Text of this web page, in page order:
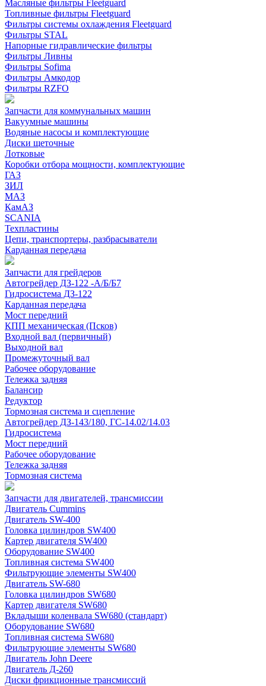
Масляные фильтры Fleetguard
Топливные фильтры Fleetguard
Фильтры системы охлаждения Fleetguard
Фильтры STAL
Напорные гидравлические фильтры
Фильтры Ливны
Фильтры Sofima
Фильтры Амкодор
Фильтры RZFO
Запчасти для коммунальных машин
Вакуумные машины
Водяные насосы и комплектующие
Диски щеточные
Лотковые
Коробки отбора мощности, комплектующие
ГАЗ
ЗИЛ
МАЗ
КамАЗ
SCANIA
Техпластины
Цепи, транспортеры, разбрасыватели
Карданная передача
Запчасти для грейдеров
Автогрейдер ДЗ-122 -А/Б/Б7
Гидросистема ДЗ-122
Карданная передача
Мост передний
КПП механическая (Псков)
Входной вал (первичный)
Выходной вал
Промежуточный вал
Рабочее оборудование
Тележка задняя
Балансир
Редуктор
Тормозная система и сцепление
Автогрейдер ДЗ-143/180, ГС-14.02/14.03
Гидросистема
Мост передний
Рабочее оборудование
Тележка задняя
Тормозная система
Запчасти для двигателей, трансмиссии
Двигатель Cummins
Двигатель SW-400
Головка цилиндров SW400
Картер двигателя SW400
Оборудование SW400
Топливная система SW400
Фильтрующие элементы SW400
Двигатель SW-680
Головка цилиндров SW680
Картер двигателя SW680
Вкладыши коленвала SW680 (стандарт)
Оборудование SW680
Топливная система SW680
Фильтрующие элементы SW680
Двигатель John Deere
Двигатель Д-260
Диски фрикционные трансмиссий